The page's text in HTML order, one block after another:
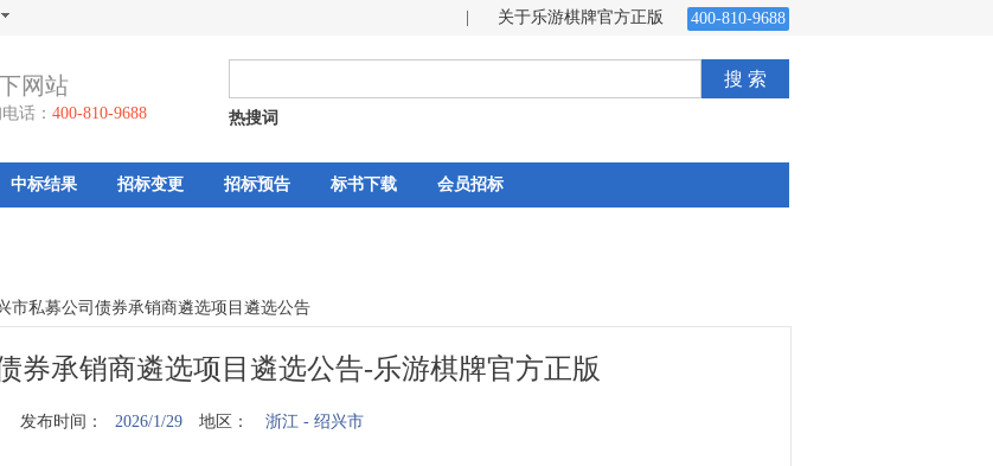
关于乐游棋牌官方正版 400-810-9688
网站
话： 400-810-9688
搜 索
热搜词
中标结果 招标变更 招标预告 标书下载 会员招标
市私募公司债券承销商遴选项目遴选公告
券承销商遴选项目遴选公告-乐游棋牌官方正版
发布时间： 2026/1/29 地区： 浙江 - 绍兴市